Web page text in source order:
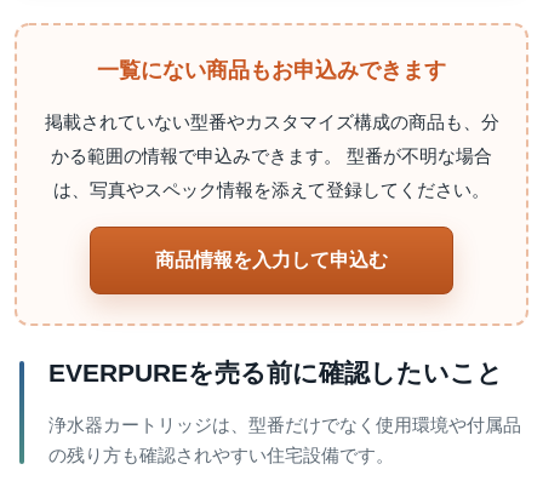
一覧にない商品もお申込みできます
掲載されていない型番やカスタマイズ構成の商品も、分
かる範囲の情報で申込みできます。 型番が不明な場合
は、写真やスペック情報を添えて登録してください。
商品情報を入力して申込む
EVERPUREを売る前に確認したいこと
浄水器カートリッジは、型番だけでなく使用環境や付属品
の残り方も確認されやすい住宅設備です。